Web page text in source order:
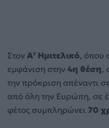
ΣτονΑ’ Ημιτελικό, όπου
εμφάνιση στην4η θέση,
την πρόκριση απέναντι
από όλη την Ευρώπη, σε
φέτος συμπληρώνει 70